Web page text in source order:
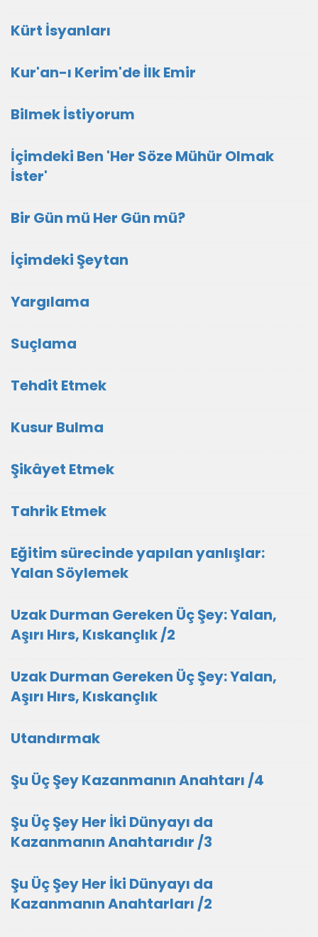
Kürt İsyanları
Kur'an-ı Kerim'de İlk Emir
Bilmek İstiyorum
İçimdeki Ben 'Her Söze Mühür Olmak
İster'
Bir Gün mü Her Gün mü?
İçimdeki Şeytan
Yargılama
Suçlama
Tehdit Etmek
Kusur Bulma
Şikâyet Etmek
Tahrik Etmek
Eğitim sürecinde yapılan yanlışlar:
Yalan Söylemek
Uzak Durman Gereken Üç Şey: Yalan,
Aşırı Hırs, Kıskançlık /2
Uzak Durman Gereken Üç Şey: Yalan,
Aşırı Hırs, Kıskançlık
Utandırmak
Şu Üç Şey Kazanmanın Anahtarı /4
Şu Üç Şey Her İki Dünyayı da
Kazanmanın Anahtarıdır /3
Şu Üç Şey Her İki Dünyayı da
Kazanmanın Anahtarları /2